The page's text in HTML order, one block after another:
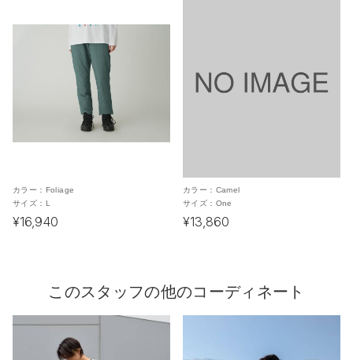
カラー： Foliage
サイズ： L
¥16,940
カラー： Camel
サイズ： One
¥13,860
このスタッフの他のコーディネート